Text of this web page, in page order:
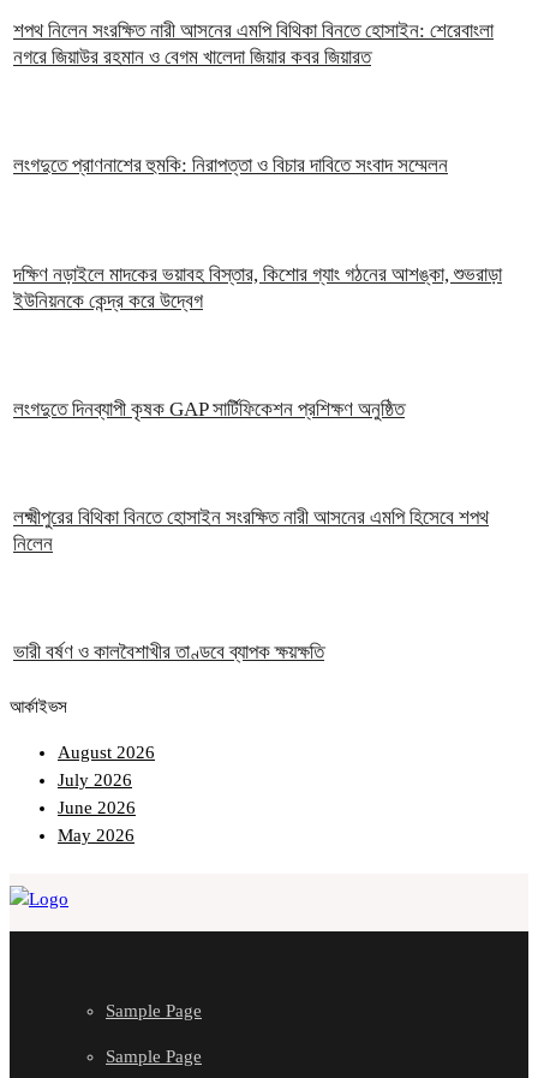
শপথ নিলেন সংরক্ষিত নারী আসনের এমপি বিথিকা বিনতে হোসাইন: শেরেবাংলা
নগরে জিয়াউর রহমান ও বেগম খালেদা জিয়ার কবর জিয়ারত
লংগদুতে প্রাণনাশের হুমকি: নিরাপত্তা ও বিচার দাবিতে সংবাদ সম্মেলন
দক্ষিণ নড়াইলে মাদকের ভয়াবহ বিস্তার, কিশোর গ্যাং গঠনের আশঙ্কা, শুভরাড়া
ইউনিয়নকে কেন্দ্র করে উদ্বেগ
লংগদুতে দিনব্যাপী কৃষক GAP সার্টিফিকেশন প্রশিক্ষণ অনুষ্ঠিত
লক্ষ্মীপুরের বিথিকা বিনতে হোসাইন সংরক্ষিত নারী আসনের এমপি হিসেবে শপথ
নিলেন
ভারী বর্ষণ ও কালবৈশাখীর তাণ্ডবে ব্যাপক ক্ষয়ক্ষতি
আর্কাইভস
August 2026
July 2026
June 2026
May 2026
Sample Page
Sample Page